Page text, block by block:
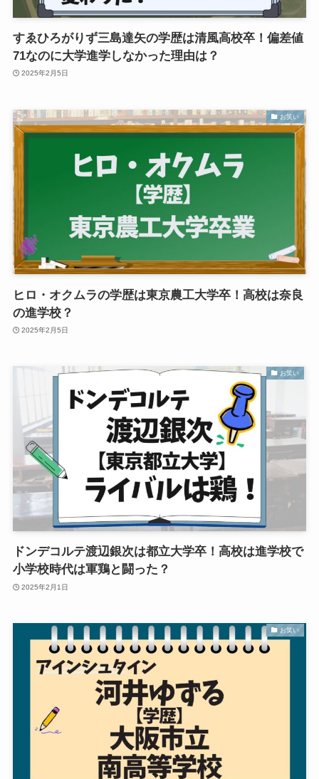
すゑひろがりず三島達矢の学歴は清風高校卒！偏差値
71なのに大学進学しなかった理由は？
2025年2月5日
お笑い
ヒロ・オクムラの学歴は東京農工大学卒！高校は奈良
の進学校？
2025年2月5日
お笑い
ドンデコルテ渡辺銀次は都立大学卒！高校は進学校で
小学校時代は軍鶏と闘った？
2025年2月1日
お笑い